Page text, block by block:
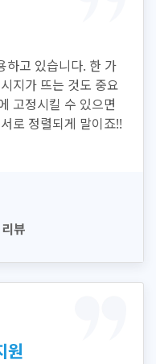
하고 있습니다. 한 가
지가 뜨는 것도 중요
고정시킬 수 있으면
로 정렬되게 말이죠!!
뷰
원